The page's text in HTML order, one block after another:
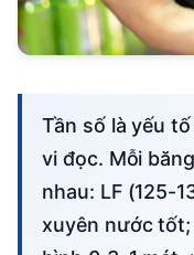
Tần số là yếu tố quyết định nhất đến phạm
vi đọc. Mỗi
nhau: LF (125-
xuyên nước tốt;